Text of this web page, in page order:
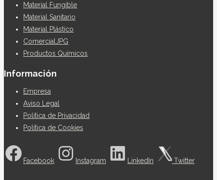
Material Fungible
Material Sanitario
Material Plástico
ComercialJPG
Productos Químicos
Información
Empresa
Aviso Legal
Política de Privacidad
Política de Cookies
Facebook Instagram LinkedIn Twitter